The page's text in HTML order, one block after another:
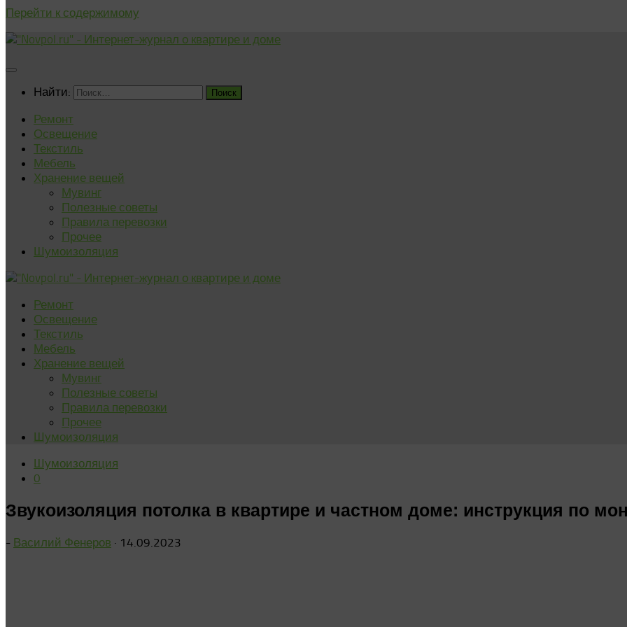
Перейти к содержимому
Найти:
Ремонт
Освещение
Текстиль
Мебель
Хранение вещей
Мувинг
Полезные советы
Правила перевозки
Прочее
Шумоизоляция
Ремонт
Освещение
Текстиль
Мебель
Хранение вещей
Мувинг
Полезные советы
Правила перевозки
Прочее
Шумоизоляция
Шумоизоляция
0
Звукоизоляция потолка в квартире и частном доме: инструкция по
- Василий Фенеров · 14.09.2023